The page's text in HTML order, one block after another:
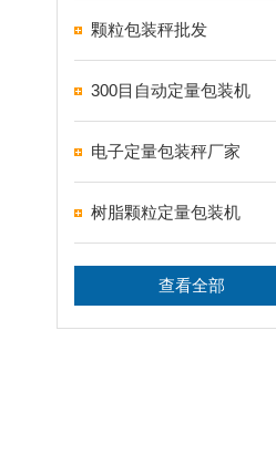
颗粒包装秤批发
300目自动定量包装机
电子定量包装秤厂家
树脂颗粒定量包装机
查看全部